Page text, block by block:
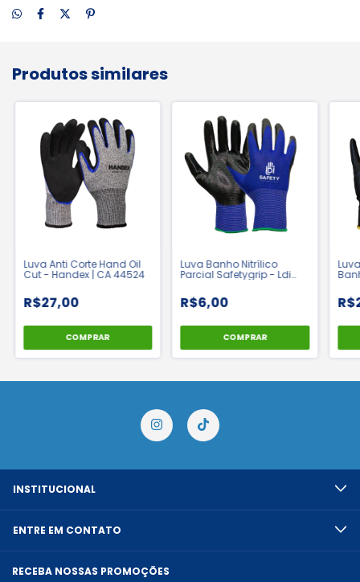
Produtos similares
Luva Anti Corte Hand Oil
Cut - Handex | CA 44524
R$27,00
COMPRAR
Luva Banho Nitrílico
Parcial Safetygrip - Ldi
R$6,00
COMPRAR
INSTITUCIONAL
ENTRE EM CONTATO
RECEBA NOSSAS PROMOÇÕES